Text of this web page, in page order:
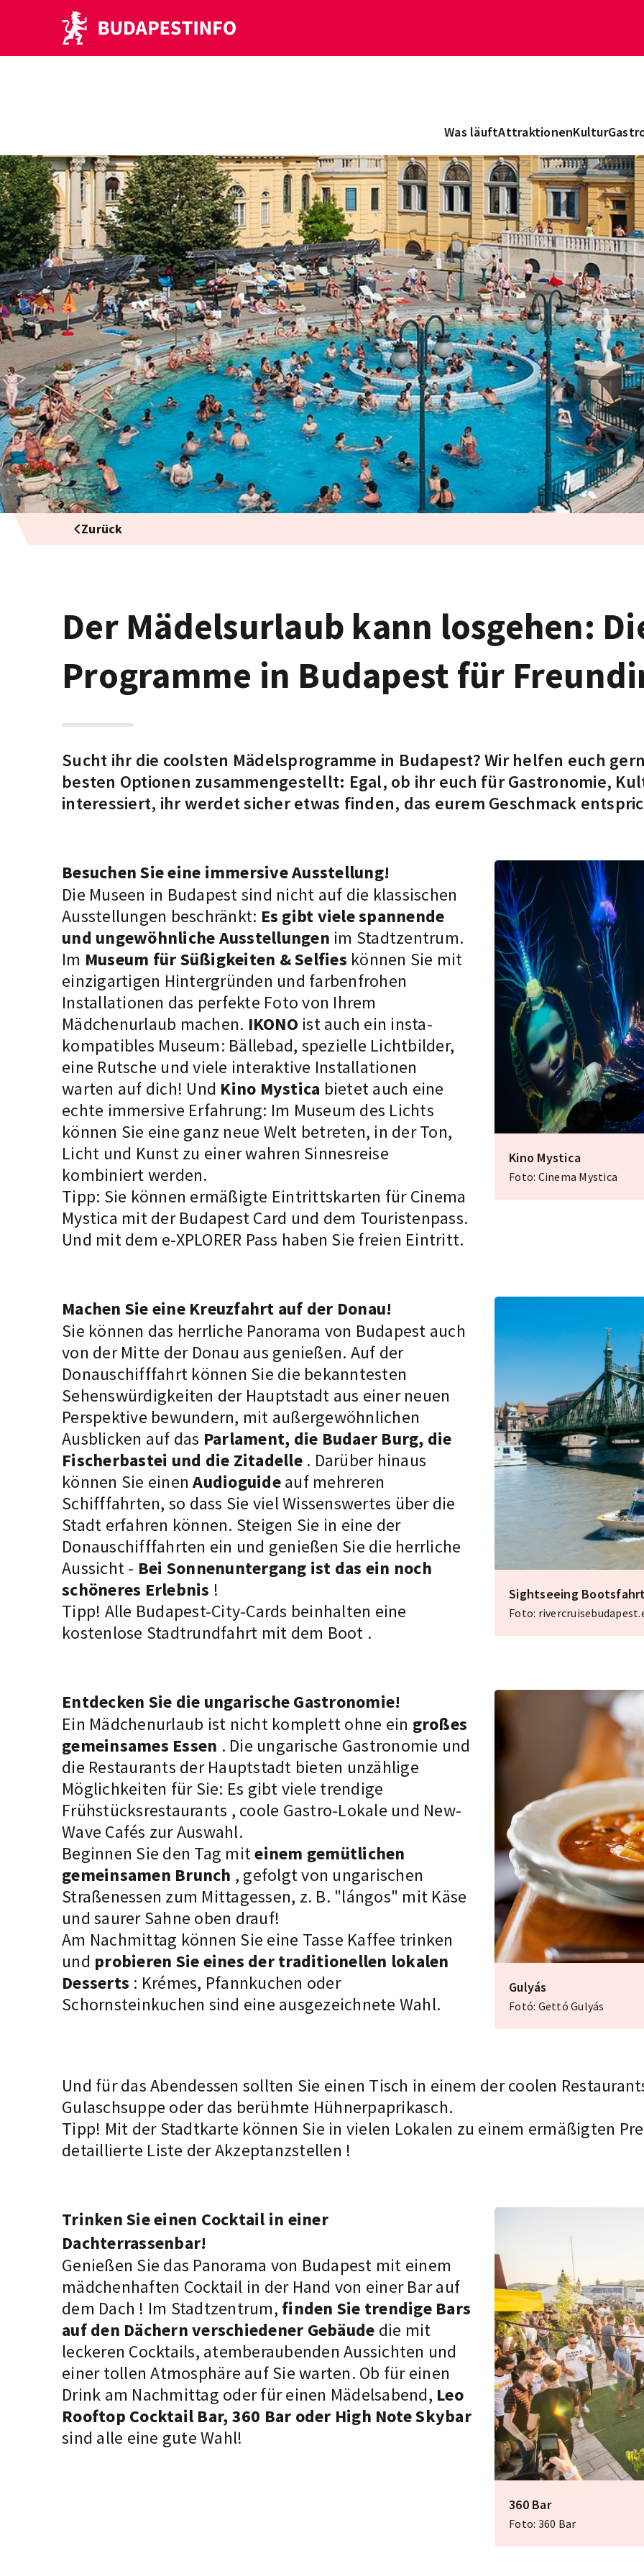
Was läuftAttraktionenKultur
Zurück
Der Mädelsurlaub kann losgehen:
Programme in Budapest für
Sucht ihr die coolsten Mädelsprogramme in Budapest? Wir helfen euch
besten Optionen zusammengestellt: Egal, ob ihr euch für Gastronomie,
interessiert, ihr werdet sicher etwas finden, das eurem Geschmack
Besuchen Sie eine immersive Ausstellung!
Die Museen in Budapest sind nicht auf die klassischen
Ausstellungen beschränkt: Es gibt viele spannende
und ungewöhnliche Ausstellungen im Stadtzentrum.
Im Museum für Süßigkeiten & Selfies können Sie mit
einzigartigen Hintergründen und farbenfrohen
Installationen das perfekte Foto von Ihrem
Mädchenurlaub machen. IKONO ist auch ein insta-
kompatibles Museum: Bällebad, spezielle Lichtbilder,
eine Rutsche und viele interaktive Installationen
warten auf dich! Und Kino Mystica bietet auch eine
echte immersive Erfahrung: Im Museum des Lichts
können Sie eine ganz neue Welt betreten, in der Ton,
Licht und Kunst zu einer wahren Sinnesreise
kombiniert werden.
Tipp: Sie können ermäßigte Eintrittskarten für Cinema
Mystica mit derBudapest Card und dem Touristenpass.
Und mit dem e-XPLORER Pass haben Sie freien Eintritt.
Kino Mystica
Foto: Cinema Mystica
Machen Sie eine Kreuzfahrt auf der Donau!
Sie können das herrliche Panorama von Budapest auch
von der Mitte der Donau aus genießen. Auf der
Donauschifffahrt können Sie die bekanntesten
Sehenswürdigkeiten der Hauptstadt aus einer neuen
Perspektive bewundern, mit außergewöhnlichen
Ausblicken auf das Parlament, die Budaer Burg, die
Fischerbastei und die Zitadelle. Darüber hinaus
können Sie einen Audioguideauf mehreren
Schifffahrten, so dass Sie viel Wissenswertes über die
Stadt erfahren können. Steigen Sie in eine der
Donauschifffahrten ein und genießen Sie die herrliche
Aussicht - Bei Sonnenuntergang ist das ein noch
schöneres Erlebnis !
Tipp! Alle Budapest-City-Cards beinhalten eine
kostenlose Stadtrundfahrt mit dem Boot .
Sightseeing
Foto:
Entdecken Sie die ungarische Gastronomie!
Ein Mädchenurlaub ist nicht komplett ohne ein großes
gemeinsames Essen . Die ungarische Gastronomie und
die Restaurants der Hauptstadt bieten unzählige
Möglichkeiten für Sie: Es gibt viele trendige
Frühstücksrestaurants , coole Gastro-Lokale und New-
Wave Cafés zur Auswahl.
Beginnen Sie den Tag miteinem gemütlichen
gemeinsamen Brunch , gefolgt von ungarischen
Straßenessen zum Mittagessen, z. B. "lángos" mit Käse
und saurer Sahne oben drauf!
Am Nachmittag können Sie eine Tasse Kaffee trinken
und probieren Sie eines der traditionellen lokalen
Desserts : Krémes, Pfannkuchen oder
Schornsteinkuchen sind eine ausgezeichnete Wahl.
Gulyás
Fotó: Gettó Gulyás
Und für das Abendessen sollten Sie einen Tisch in einem der coolen
Gulaschsuppe oder das berühmte Hühnerpaprikasch.
Tipp! Mit der Stadtkarte können Sie in vielen Lokalen zu einem ermäßigten
detaillierte Liste derAkzeptanzstellen !
Trinken Sie einen Cocktail in einer
Dachterrassenbar!
Genießen Sie das Panorama von Budapest mit einem
mädchenhaften Cocktail in der Hand von einerBar auf
dem Dach ! Im Stadtzentrum, finden Sie trendige Bars
auf den Dächern verschiedener Gebäude die mit
leckeren Cocktails, atemberaubenden Aussichten und
einer tollen Atmosphäre auf Sie warten. Ob für einen
Drink am Nachmittag oder für einen Mädelsabend, Leo
Rooftop Cocktail Bar, 360 Bar oder High Note Skybar
sind alle eine gute Wahl!
360 Bar
Foto: 360 Bar